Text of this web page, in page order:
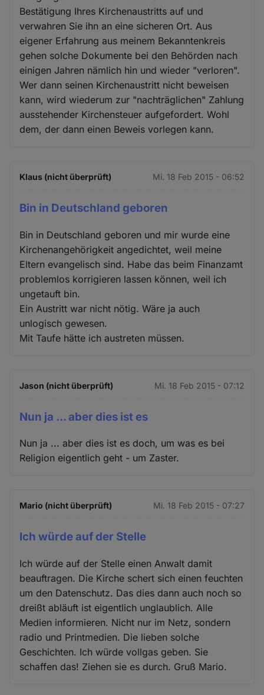
Bestätigung Ihres Kirchenaustritts auf und
verwahren Sie ihn an eine sicheren Ort. Aus
eigener Erfahrung aus meinem Bekanntenkreis
gehen solche Dokumente bei den Behörden nach
einigen Jahren nämlich hin und wieder "verloren".
Wer dann seinen Kirchenaustritt nicht beweisen
kann, wird wiederum zur "nachträglichen" Zahlung
ausstehender Kirchensteuer aufgefordert. Wohl
dem, der dann einen Beweis vorlegen kann.
Klaus (nicht überprüft) Mi. 18 Feb 2015 - 06:52
Bin in Deutschland geboren
Bin in Deutschland geboren und mir wurde eine
Kirchenangehörigkeit angedichtet, weil meine
Eltern evangelisch sind. Habe das beim Finanzamt
problemlos korrigieren lassen können, weil ich
ungetauft bin.
Ein Austritt war nicht nötig. Wäre ja auch
unlogisch gewesen.
Mit Taufe hätte ich austreten müssen.
Jason (nicht überprüft) Mi. 18 Feb 2015 - 07:12
Nun ja ... aber dies ist es
Nun ja ... aber dies ist es doch, um was es bei
Religion eigentlich geht - um Zaster.
Mario (nicht überprüft) Mi. 18 Feb 2015 - 07:27
Ich würde auf der Stelle
Ich würde auf der Stelle einen Anwalt damit
beauftragen. Die Kirche schert sich einen feuchten
um den Datenschutz. Das dies dann auch noch so
dreißt abläuft ist eigentlich unglaublich. Alle
Medien informieren. Nicht nur im Netz, sondern
radio und Printmedien. Die lieben solche
Geschichten. Ich würde vollgas geben. Sie
schaffen das! Ziehen sie es durch. Gruß Mario.